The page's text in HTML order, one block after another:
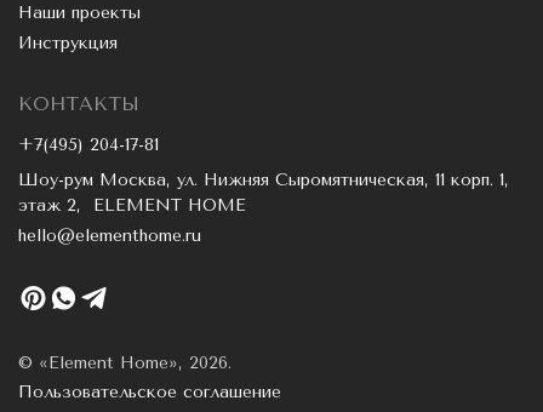
Наши проекты
Инструкция
КОНТАКТЫ
+7(495) 204-17-81
Шоу-рум Москва, ул. Нижняя Сыромятническая, 11 корп. 1,
этаж 2, ELEMENT HOME
hello@elementhome.ru
© «Element Home», 2026.
Пользовательское соглашение